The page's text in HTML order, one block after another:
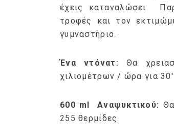
έχεις καταναλώσει.
τροφές και τον
γυμναστήριο.
Ένα ντόνατ:Θα
χιλιομέτρων / ώρα για
600 ml Αναψυκτικού:
255 θερμίδες.